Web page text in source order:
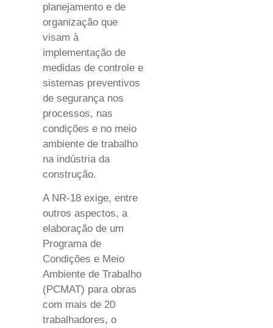
planejamento e de
organização que
visam à
implementação de
medidas de controle e
sistemas preventivos
de segurança nos
processos, nas
condições e no meio
ambiente de trabalho
na indústria da
construção.
A NR-18 exige, entre
outros aspectos, a
elaboração de um
Programa de
Condições e Meio
Ambiente de Trabalho
(PCMAT) para obras
com mais de 20
trabalhadores, o